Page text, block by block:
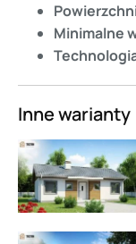
Minimalne
Inne warianty